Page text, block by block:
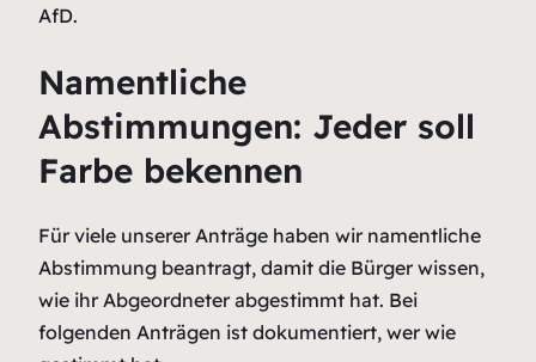
AfD.
Namentliche
Abstimmungen: Jeder soll
Farbe bekennen
Für viele unserer Anträge haben wir namentliche
Abstimmung beantragt, damit die Bürger wissen,
wie ihr Abgeordneter abgestimmt hat. Bei
folgenden Anträgen ist dokumentiert, wer wie